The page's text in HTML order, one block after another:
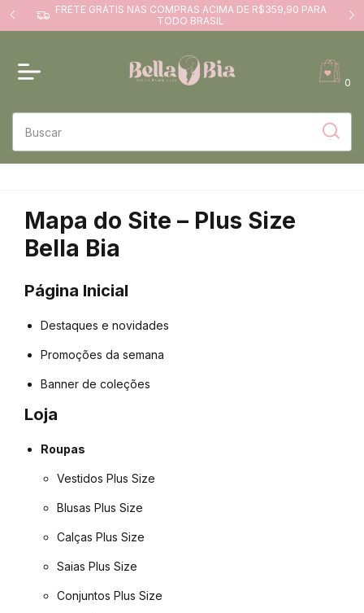
FRETE GRÁTIS NAS COMPRAS ACIMA DE R$359,90 PARA
TODO BRASIL
0
Mapa do Site – Plus Size
Bella Bia
Página Inicial
Destaques e novidades
Promoções da semana
Banner de coleções
Loja
Roupas
Vestidos Plus Size
Blusas Plus Size
Calças Plus Size
Saias Plus Size
Conjuntos Plus Size